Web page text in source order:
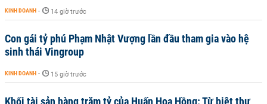
KINH DOANH - 14 giờ trước
Con gái tỷ phú Phạm Nhật Vượng lần đầu tham gia vào hệ
sinh thái Vingroup
KINH DOANH - 15 giờ trước
Khối tài sản hàng trăm tỷ của Huấn Hoa Hồng: Từ biệt thự